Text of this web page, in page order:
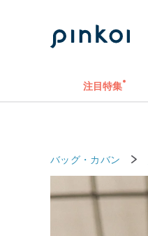
注目特集
バッグ・カバン